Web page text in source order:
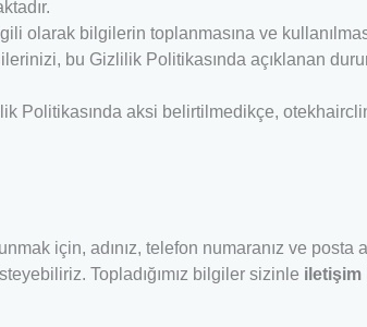
olarak bilgilerin toplanmasına ve
bu Gizlilik Politikasında açıklanan
Politikasında aksi belirtilmedikçe,
için, adınız, telefon numaranız ve
Topladığımız bilgiler sizinle iletişim